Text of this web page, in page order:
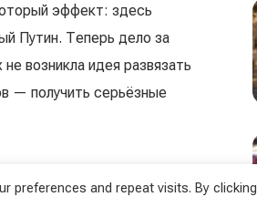
эффект: здесь
Путин. Теперь дело за
возникла идея развязать
— получить серьёзные
preferences and repeat visits. By clicking